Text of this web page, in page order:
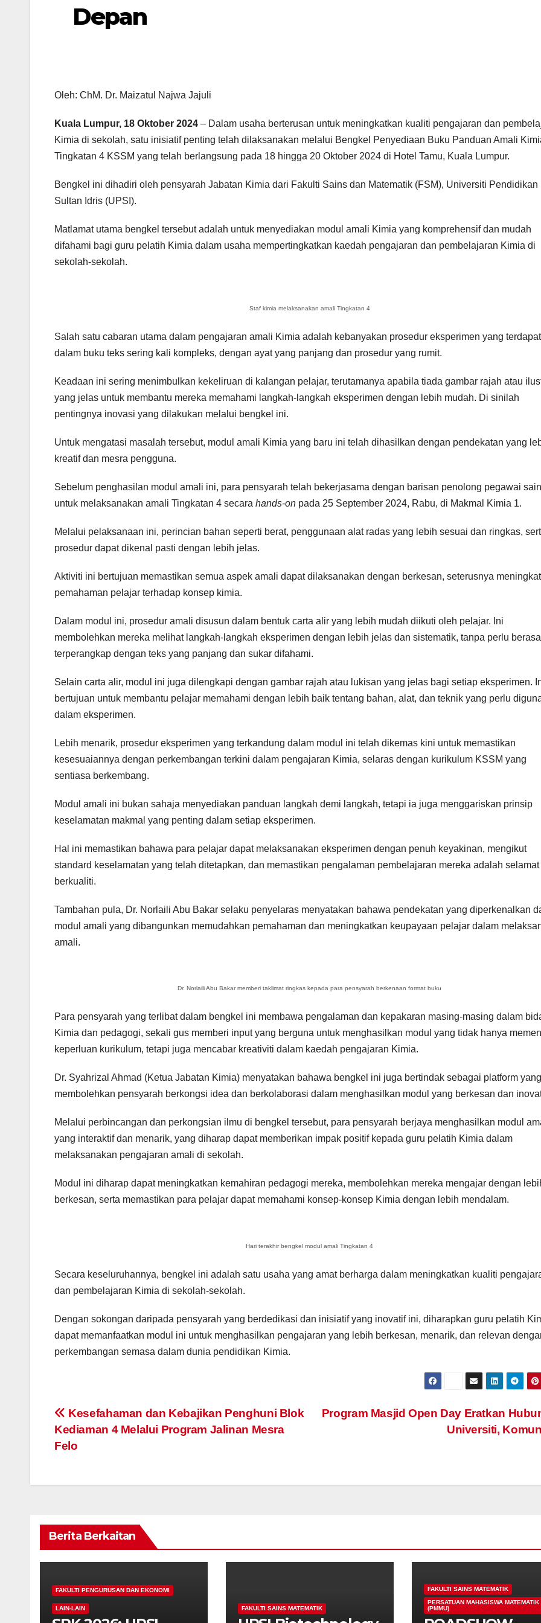
Depan
Oleh: ChM. Dr. Maizatul Najwa Jajuli
Kuala Lumpur, 18 Oktober 2024 – Dalam usaha berterusan untuk meningkatkan kualiti pengajaran dan
Kimia di sekolah, satu inisiatif penting telah dilaksanakan melalui Bengkel Penyediaan Buku Panduan Amali
Tingkatan 4 KSSM yang telah berlangsung pada 18 hingga 20 Oktober 2024 di Hotel Tamu, Kuala Lumpur.
Bengkel ini dihadiri oleh pensyarah Jabatan Kimia dari Fakulti Sains dan Matematik (FSM), Universiti Pendidikan
Sultan Idris (UPSI).
Matlamat utama bengkel tersebut adalah untuk menyediakan modul amali Kimia yang komprehensif dan mudah
difahami bagi guru pelatih Kimia dalam usaha mempertingkatkan kaedah pengajaran dan pembelajaran Kimia di
sekolah-sekolah.
Staf kimia melaksanakan amali Tingkatan 4
Salah satu cabaran utama dalam pengajaran amali Kimia adalah kebanyakan prosedur eksperimen yang terdapat
dalam buku teks sering kali kompleks, dengan ayat yang panjang dan prosedur yang rumit.
Keadaan ini sering menimbulkan kekeliruan di kalangan pelajar, terutamanya apabila tiada gambar rajah atau
yang jelas untuk membantu mereka memahami langkah-langkah eksperimen dengan lebih mudah. Di sinilah
pentingnya inovasi yang dilakukan melalui bengkel ini.
Untuk mengatasi masalah tersebut, modul amali Kimia yang baru ini telah dihasilkan dengan pendekatan yang
kreatif dan mesra pengguna.
Sebelum penghasilan modul amali ini, para pensyarah telah bekerjasama dengan barisan penolong pegawai
untuk melaksanakan amali Tingkatan 4 secara hands-on pada 25 September 2024, Rabu, di Makmal Kimia 1.
Melalui pelaksanaan ini, perincian bahan seperti berat, penggunaan alat radas yang lebih sesuai dan ringkas,
prosedur dapat dikenal pasti dengan lebih jelas.
Aktiviti ini bertujuan memastikan semua aspek amali dapat dilaksanakan dengan berkesan, seterusnya
pemahaman pelajar terhadap konsep kimia.
Dalam modul ini, prosedur amali disusun dalam bentuk carta alir yang lebih mudah diikuti oleh pelajar. Ini
membolehkan mereka melihat langkah-langkah eksperimen dengan lebih jelas dan sistematik, tanpa perlu berasa
terperangkap dengan teks yang panjang dan sukar difahami.
Selain carta alir, modul ini juga dilengkapi dengan gambar rajah atau lukisan yang jelas bagi setiap eksperimen.
bertujuan untuk membantu pelajar memahami dengan lebih baik tentang bahan, alat, dan teknik yang perlu
dalam eksperimen.
Lebih menarik, prosedur eksperimen yang terkandung dalam modul ini telah dikemas kini untuk memastikan
kesesuaiannya dengan perkembangan terkini dalam pengajaran Kimia, selaras dengan kurikulum KSSM yang
sentiasa berkembang.
Modul amali ini bukan sahaja menyediakan panduan langkah demi langkah, tetapi ia juga menggariskan prinsip
keselamatan makmal yang penting dalam setiap eksperimen.
Hal ini memastikan bahawa para pelajar dapat melaksanakan eksperimen dengan penuh keyakinan, mengikut
standard keselamatan yang telah ditetapkan, dan memastikan pengalaman pembelajaran mereka adalah selamat
berkualiti.
Tambahan pula, Dr. Norlaili Abu Bakar selaku penyelaras menyatakan bahawa pendekatan yang diperkenalkan
modul amali yang dibangunkan memudahkan pemahaman dan meningkatkan keupayaan pelajar dalam
amali.
Dr. Norlaili Abu Bakar memberi taklimat ringkas kepada para pensyarah berkenaan format buku
Para pensyarah yang terlibat dalam bengkel ini membawa pengalaman dan kepakaran masing-masing dalam
Kimia dan pedagogi, sekali gus memberi input yang berguna untuk menghasilkan modul yang tidak hanya
keperluan kurikulum, tetapi juga mencabar kreativiti dalam kaedah pengajaran Kimia.
Dr. Syahrizal Ahmad (Ketua Jabatan Kimia) menyatakan bahawa bengkel ini juga bertindak sebagai platform yang
membolehkan pensyarah berkongsi idea dan berkolaborasi dalam menghasilkan modul yang berkesan dan
Melalui perbincangan dan perkongsian ilmu di bengkel tersebut, para pensyarah berjaya menghasilkan modul
yang interaktif dan menarik, yang diharap dapat memberikan impak positif kepada guru pelatih Kimia dalam
melaksanakan pengajaran amali di sekolah.
Modul ini diharap dapat meningkatkan kemahiran pedagogi mereka, membolehkan mereka mengajar dengan
berkesan, serta memastikan para pelajar dapat memahami konsep-konsep Kimia dengan lebih mendalam.
Hari terakhir bengkel modul amali Tingkatan 4
Secara keseluruhannya, bengkel ini adalah satu usaha yang amat berharga dalam meningkatkan kualiti
dan pembelajaran Kimia di sekolah-sekolah.
Dengan sokongan daripada pensyarah yang berdedikasi dan inisiatif yang inovatif ini, diharapkan guru pelatih
dapat memanfaatkan modul ini untuk menghasilkan pengajaran yang lebih berkesan, menarik, dan relevan
perkembangan semasa dalam dunia pendidikan Kimia.
Navigasi
kiriman
Program Masjid Open Day Eratkan
Universiti,
Kesefahaman dan Kebajikan Penghuni Blok
Kediaman 4 Melalui Program Jalinan Mesra
Felo
Berita Berkaitan
FAKULTI PENGURUSAN DAN EKONOMI
LAIN-LAIN FAKULTI SAINS MATEMATIK
FAKULTI SAINS MATEMATIK
PERSATUAN MAHASISWA MATEMATIK
(PMMU)